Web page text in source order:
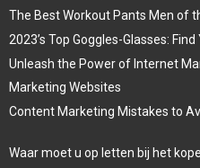
The Best Workout Pants Men of
2023’s Top Goggles-Glasses:
Unleash the Power of Internet
Marketing Websites
Content Marketing Mistakes to
Waar moet u op letten bij het